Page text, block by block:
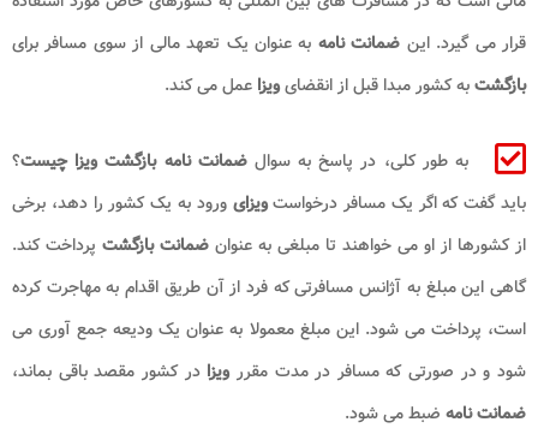
قرار می گیرد. این ضمانت نامه به عنوان یک تعهد مالی از سوی مسافر برای
بازگشتبه کشور مبدا قبل از انقضایویزا عمل می کند.
به طور کلی، در پاسخ به سوالضمانت نامه بازگشت ویزا چیست؟
باید گفت که اگر یک مسافر درخواستویزایورود به یک کشور را دهد، برخی
از کشورها از او می خواهند تا مبلغی به عنوان ضمانت بازگشت پرداخت کند.
گاهی این مبلغ به آژانس مسافرتی که فرد از آن طریق اقدام به مهاجرت کرده
است، پرداخت می شود. این مبلغ معمولا به عنوان یک ودیعه جمع آوری می
شود و در صورتی که مسافر در مدت مقرر ویزادر کشور مقصد باقی بماند،
ضمانت نامه ضبط می شود.